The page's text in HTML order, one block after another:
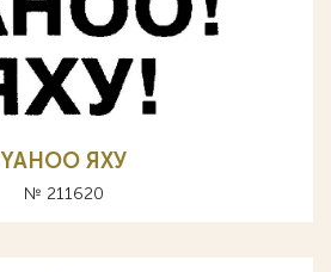
YAHOO ЯХУ
№ 211620